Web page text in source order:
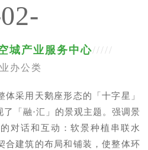
城产业服务中心/////
办公类
采用天鹅座形态的「十字星」
「融·汇」的景观主题。强调景
对话和互动：软景种植串联水
合建筑的布局和铺装，使整体环